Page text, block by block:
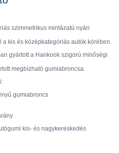
szimmetrikus mintázatú nyári
kis és középkategóriás autók körében.
gyártott a Hankook szigorú minőségi
megbízható gumiabroncsa.
gumiabroncs
kis- és nagykereskedés